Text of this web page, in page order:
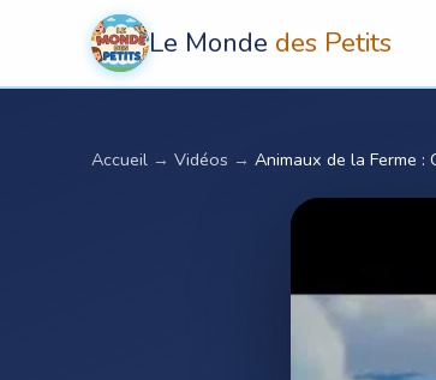
Le Monde des Petits
Accueil → Vidéos → Animaux de la Ferme :